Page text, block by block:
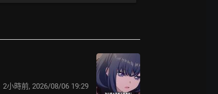
2小時前, 2026/08/06 19:29